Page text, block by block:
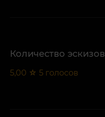
Количество эскизов
5,00 ☆ 5 голосов